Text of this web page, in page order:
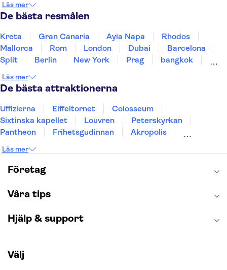
Sverige
Thailand
Läs mer
De bästa resmålen
Kreta Gran Canaria Ayia Napa
Rhodos
Mallorca
Rom London Dubai
Barcelona
Split
Berlin New York Prag
bangkok
Uppsala
Helsingborg
Läs mer
De bästa attraktionerna
Uffizierna Eiffeltornet
Colosseum
Sixtinska kapellet
Louvren
Peterskyrkan
Pantheon
Frihetsgudinnan
Akropolis
Burj Khalifa
Keukenhof
Alcatraz
Saltgruvan i Wieliczka
London Dungeon
Läs mer
Företag
Våra tips
Hjälp & support
Välj